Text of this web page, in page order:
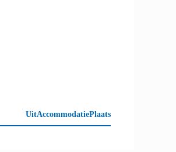
UitAccommodatiePlaats